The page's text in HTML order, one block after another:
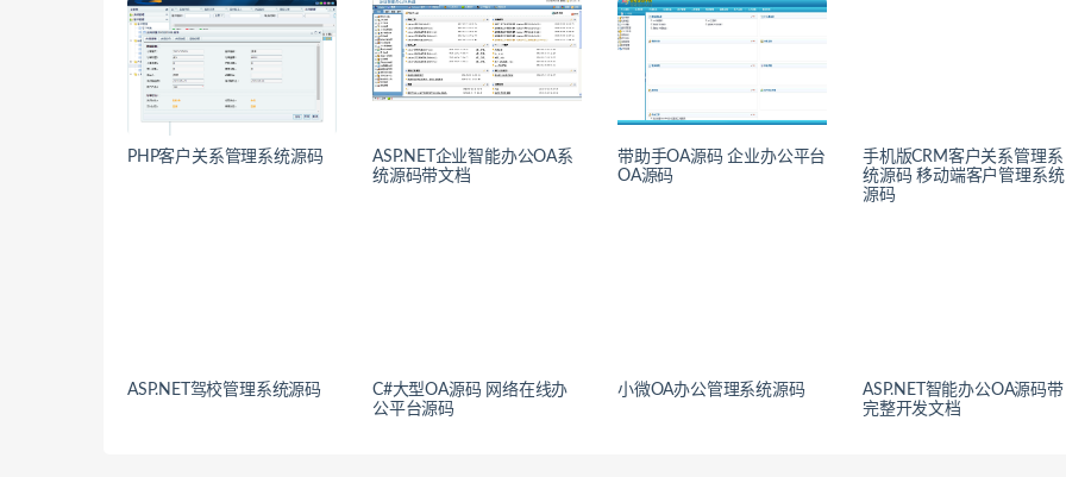
PHP客户关系管理系统源码
ASP.NET企业智能办公OA系
统源码带文档
带助手OA源码 企业办公平台
OA源码
手机版CRM客户关系管理系
统源码 移动端客户管理系统
源码
ASP.NET驾校管理系统源码
C#大型OA源码 网络在线办
公平台源码
小微OA办公管理系统源码
ASP.NET智能办公OA源码带
完整开发文档